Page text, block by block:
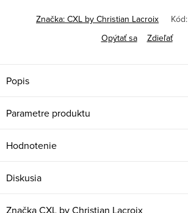
Značka: CXL by Christian Lacroix Kód:
Opýtať sa
Zdieľať
Popis
Parametre produktu
Hodnotenie
Diskusia
ZnačkaCXL by Christian Lacroix